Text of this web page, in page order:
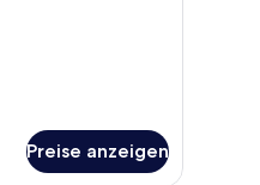
Preise anzeigen